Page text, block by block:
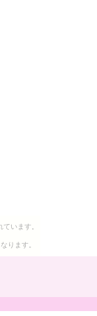
います。
ります。